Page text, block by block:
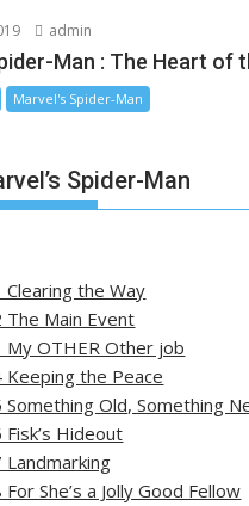
admin
Man : The Heart of
Marvel's Spider-Man
Spider-Man
the Way
Main Event
OTHER Other job
the Peace
Old, Something
Hideout
She’s a Jolly Good Fellow